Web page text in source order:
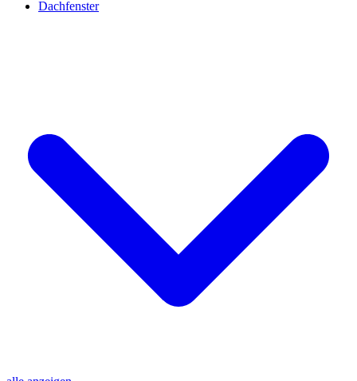
Dachfenster